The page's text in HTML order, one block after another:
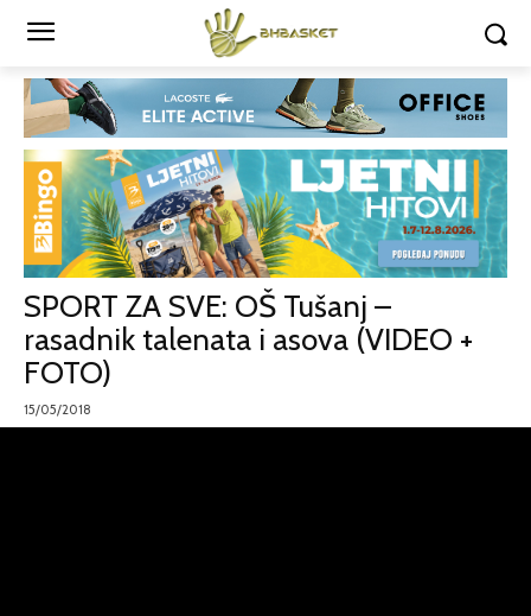
SPORT ZA SVE: OŠ Tušanj –
rasadnik talenata i asova (VIDEO +
FOTO)
15/05/2018